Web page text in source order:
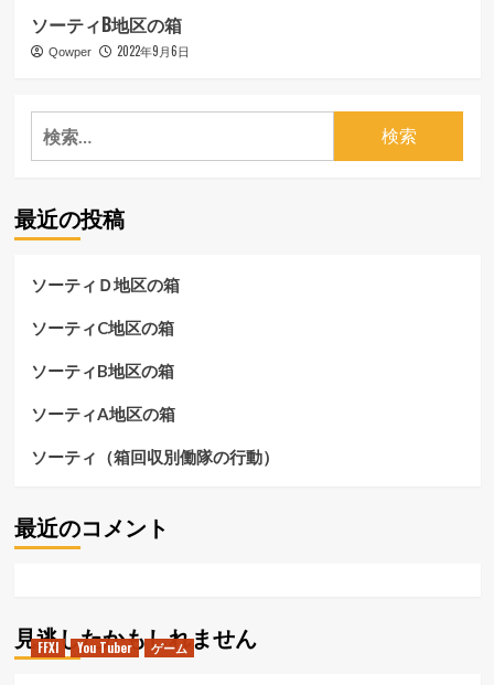
ソーティB地区の箱
Qowper 2022年9月6日
検
索:
最近の投稿
ソーティＤ地区の箱
ソーティC地区の箱
ソーティB地区の箱
ソーティA地区の箱
ソーティ（箱回収別働隊の行動）
最近のコメント
見逃したかもしれません
FFXI You Tuber ゲーム